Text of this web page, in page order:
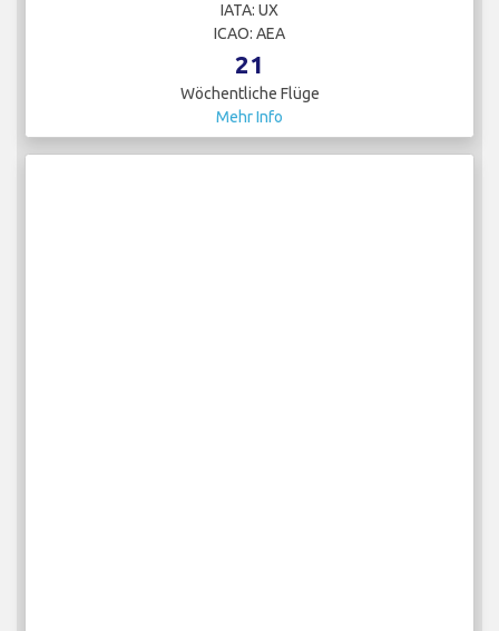
IATA: UX
ICAO: AEA
21
Wöchentliche Flüge
Mehr Info